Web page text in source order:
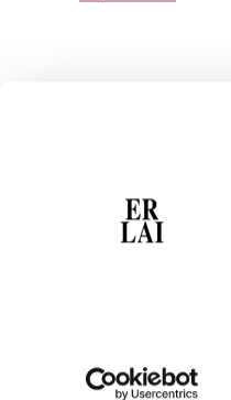
Atención
E-mail:
Dirección: